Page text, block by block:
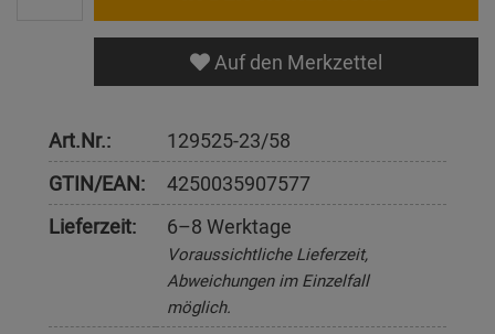
Auf den Merkzettel
Art.Nr.:
129525-23/58
GTIN/EAN:
4250035907577
Lieferzeit:
6–8 Werktage
Voraussichtliche Lieferzeit,
Abweichungen im Einzelfall
möglich.